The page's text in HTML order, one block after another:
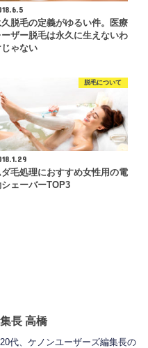
脱毛の定義がゆるい件。医療
ーザー脱毛は永久に生えないわ
じゃない
脱毛について
毛処理におすすめ女性用の電
ェーバーTOP3
長 高橋
代、ケノンユーザーズ編集長の